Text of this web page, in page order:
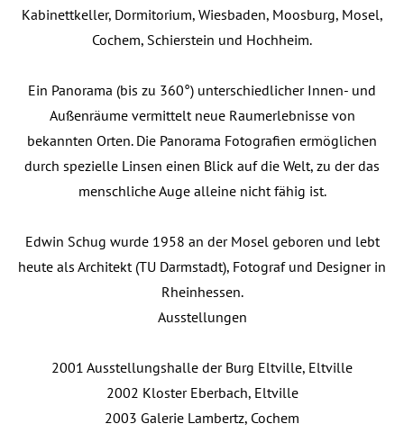
Kabinettkeller, Dormitorium, Wiesbaden, Moosburg, Mosel,
Cochem, Schierstein und Hochheim.
Ein Panorama (bis zu 360°) unterschiedlicher Innen- und
Außenräume vermittelt neue Raumerlebnisse von
bekannten Orten. Die Panorama Fotografien ermöglichen
durch spezielle Linsen einen Blick auf die Welt, zu der das
menschliche Auge alleine nicht fähig ist.
Edwin Schug wurde 1958 an der Mosel geboren und lebt
heute als Architekt (TU Darmstadt), Fotograf und Designer in
Rheinhessen.
Ausstellungen
2001 Ausstellungshalle der Burg Eltville, Eltville
2002 Kloster Eberbach, Eltville
2003 Galerie Lambertz, Cochem